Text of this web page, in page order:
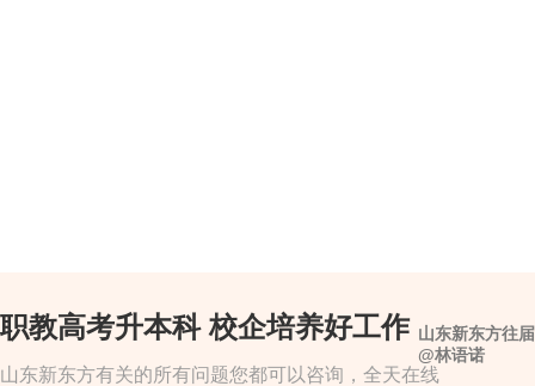
职教高考升本科 校企培养好工作
山东新东方有关的所有问题您都可以咨询，全天在线
山东新东方往
@林语诺